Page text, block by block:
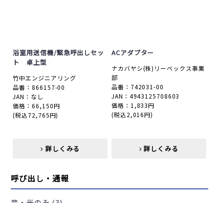
浴室用送信機/緊急呼出しセッ
ト 卓上型
竹中エンジニアリング
品番：866157-00
JAN：なし
価格：66,150円
(税込72,765円)
詳しくみる
ACアダプター
ナカバヤシ(株)リーベックス事業
部
品番：742031-00
JAN：4943125708603
価格：1,833円
(税込2,016円)
詳しくみる
呼び出し・通報